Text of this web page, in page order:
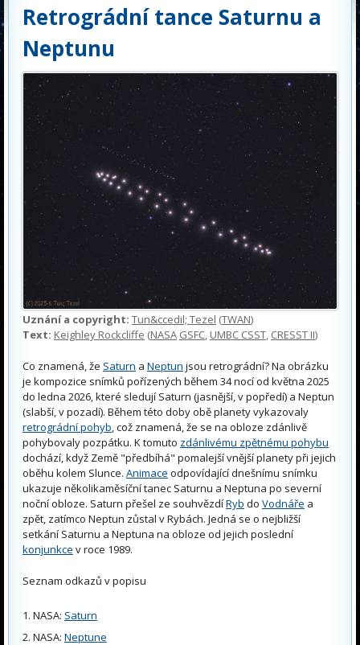
Retrográdní tance Saturnu a
Neptunu
Uznání a copyright: Tun&ccedil; Tezel (TWAN)
Text: Keighley Rockcliffe (NASA GSFC, UMBC CSST, CRESST II)
Co znamená, že Saturn a Neptun jsou retrográdní? Na obrázku
je kompozice snímků pořízených během 34 nocí od května 2025
do ledna 2026, které sledují Saturn (jasnější, v popředí) a Neptun
(slabší, v pozadí). Během této doby obě planety vykazovaly
retrográdní pohyb, což znamená, že se na obloze zdánlivě
pohybovaly pozpátku. K tomuto zdánlivému zpětnému pohybu
dochází, když Země "předbíhá" pomalejší vnější planety při jejich
oběhu kolem Slunce. Animace odpovídající dnešnímu snímku
ukazuje několikaměsíční tanec Saturnu a Neptuna po severní
noční obloze. Saturn přešel ze souhvězdíRyb do Vodnáře a
zpět, zatímco Neptun zůstal v Rybách. Jedná se o nejbližší
setkání Saturnu a Neptuna na obloze od jejich poslední
konjunkce v roce 1989.
Seznam odkazů v popisu
NASA: Saturn
NASA: Neptune